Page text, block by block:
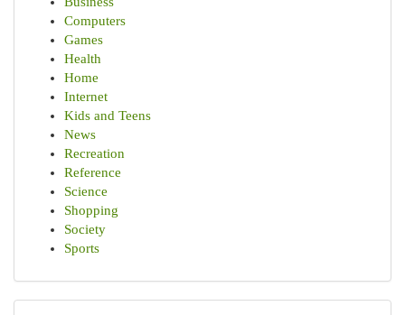
Computers
Games
Health
Home
Internet
Kids and Teens
News
Recreation
Reference
Science
Shopping
Society
Sports